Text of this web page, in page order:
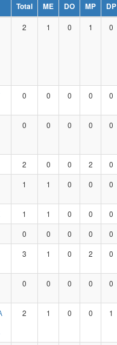
Inovações e Comunicações
Regional
e dos Direitos Humanos
Total ME DO MP DP
2 1 0 1 0
0 0 0 0 0
0 0 0 0 0
2 0 0 2 0
1 1 0 0 0
1 1 0 0 0
0 0 0 0 0
3 1 0 2 0
0 0 0 0 0
2 1 0 0 1